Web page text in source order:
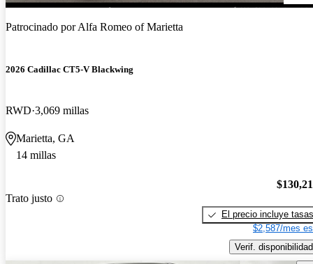
Patrocinado porAlfa Romeo of Marietta
2026 Cadillac CT5-V Blackwing
RWD 3,069 millas
Marietta, GA
14 millas
Trato justo
El precio incluye tasas
$2,587/mes
Verif. disponibilidad